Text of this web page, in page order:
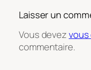
Laisser un
Vous devez
commentaire.